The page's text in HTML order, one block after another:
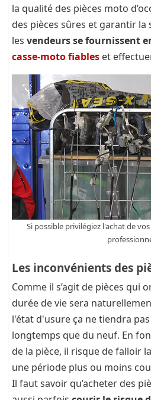
la qualité des pièces moto
des pièces sûres et garantir la
les vendeurs se fournissent
casse-moto fiables et
Si possible privilégiez l'achat de
Les inconvénients des
Comme il s’agit de pièces qui
durée de vie sera
l'état d'usure ça ne tiendra
longtemps que du neuf. En
de la pièce, il risque de falloir
une période plus ou moins
Il faut savoir qu’acheter des